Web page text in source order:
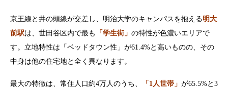
京王線と井の頭線が交差し、明治大学のキャンパスを抱える明大
前駅は、世田谷区内で最も 「学生街」 の特性が色濃いエリアで
す。立地特性は「ベッドタウン性」が61.4%と高いものの、その
中身は他の住宅地と全く異なります。
最大の特徴は、常住人口約4万人のうち、 「1人世帯」 が65.5%と3